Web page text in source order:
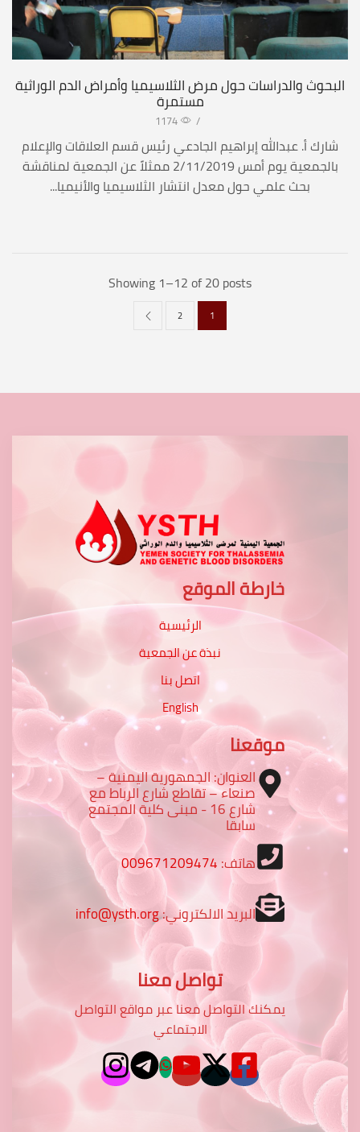
البحوث والدراسات حول مرض الثلاسيميا وأمراض الدم الوراثية
مستمرة
/
1174
شارك أ. عبدالله إبراهيم الجادعي رئيس قسم العلاقات والإعلام
بالجمعية يوم أمس 2/11/2019 ممثلاً عن الجمعية لمناقشة
بحث علمي حول معدل انتشار الثلاسيميا والأنيميا...
Showing 1–12 of 20 posts
1
2
خارطة الموقع
الرئيسية
نبذة عن الجمعية
اتصل بنا
English
موقعنا
العنوان: الجمهورية اليمنية –
صنعاء – تقاطع شارع الرباط مع
شارع 16 - مبنى كلية المجتمع
سابقا
هاتف:009671209474
البريد الالكتروني:info@ysth.org
تواصل معنا
يمكنك التواصل معنا عبر مواقع التواصل
الاجتماعي